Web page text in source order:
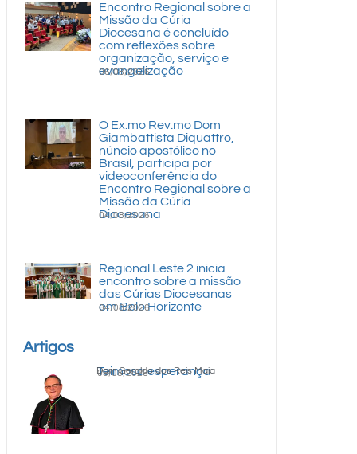
Encontro Regional sobre a
Missão da Cúria
Diocesana é concluído
com reflexões sobre
organização, serviço e
evangelização
06/08/2026
O Ex.mo Rev.mo Dom
Giambattista Diquattro,
núncio apostólico no
Brasil, participa por
videoconferência do
Encontro Regional sobre a
Missão da Cúria
Diocesana
04/08/2026
Regional Leste 2 inicia
encontro sobre a missão
das Cúrias Diocesanas
em Belo Horizonte
04/08/2026
Artigos
Teimosa esperança
Dom Geraldo dos Reis Maia
05/08/2026